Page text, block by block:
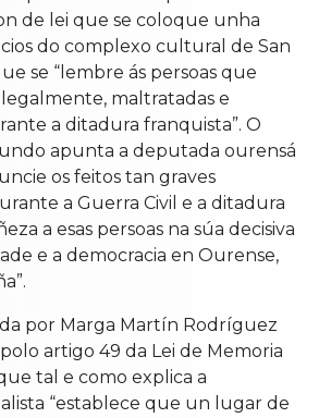
de lei que se coloque unha
do complexo cultural de San
se “lembre ás persoas que
maltratadas e
a ditadura franquista”. O
apunta a deputada ourensá
os feitos tan graves
a Guerra Civil e a ditadura
a esas persoas na súa decisiva
e a democracia en Ourense,
por Marga Martín Rodríguez
artigo 49 da Lei de Memoria
tal e como explica a
“establece que un lugar de